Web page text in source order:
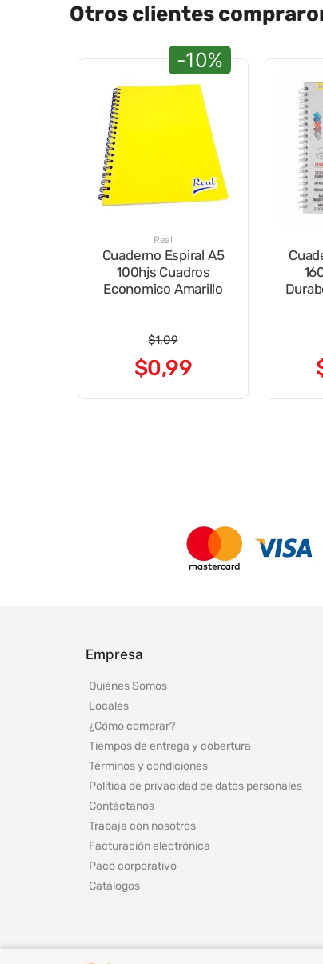
Otros clientes
-10%
Real
Cuaderno Espiral A5
100hjs Cuadros
Economico Amarillo
$1,09
$0,99
Empresa
Quiénes Somos
Locales
¿Cómo comprar?
Tiempos de entrega y cobertura
Términos y condiciones
Política de privacidad de datos personales
Contáctanos
Trabaja con nosotros
Facturación electrónica
Paco corporativo
Catálogos